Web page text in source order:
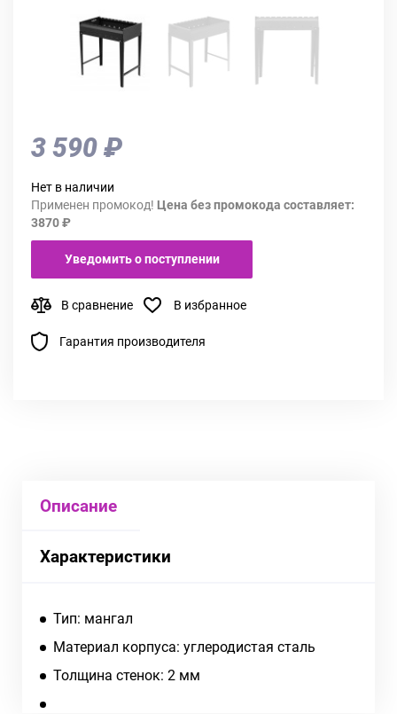
3 590 ₽
Нет в наличии
Применен промокод! Цена без промокода составляет:
3870 ₽
Уведомить о поступлении
В сравнение В избранное
Гарантия производителя
Описание
Характеристики
Тип: мангал
Материал корпуса: углеродистая сталь
Толщина стенок: 2 мм